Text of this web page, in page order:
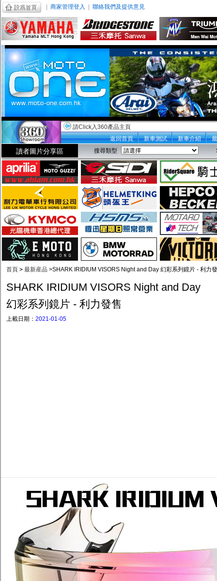
商家管理登入 聯絡我們及提供意見
請Click入360產品主頁
返回首頁
新車測試 新車介紹
讀者圖片分享區 搜尋類型
首頁 > 最新産品 >SHARK IRIDIUM VISORS Night and Day 幻彩系列鏡片 - 利力
SHARK IRIDIUM VISORS Night and Day
幻彩系列鏡片 - 利力發售
上載日期： 2021-01-05